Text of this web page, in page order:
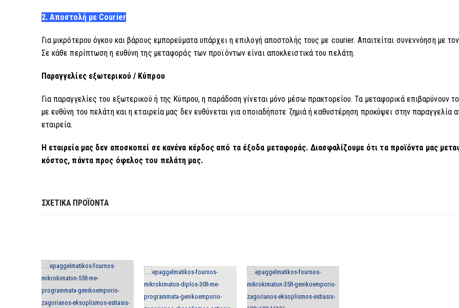
2. Αποστολή με Courier
Για μικρότερου όγκου και βάρους εμπορεύματα υπάρχει η επιλογή αποστολής τους με courier. Απαιτείται συνεννόηση με
Σε κάθε περίπτωση η ευθύνη της μεταφοράς των προϊόντων είναι αποκλειστικά του πελάτη.
Παραγγελίεςεξωτερικού / Κύπρου
Για παραγγελίες του εξωτερικού ή της Κύπρου, η παράδοση γίνεται μόνο μέσω πρακτορείου. Τα μεταφορικά επιβαρύνουν
με ευθύνη του πελάτη και η εταιρεία μας δεν ευθύνεται για οποιαδήποτε ζημιά ή καθυστέρηση προκύψει στην παραγγελία
εταιρεία.
Η εταιρεία μας δεν αποσκοπεί σε κανένα κέρδος από τα έξοδα μεταφοράς. Διασφαλίζουμε ότι τα προϊόντα μας
κόστος, πάντα προς όφελος του πελάτη μας.
ΣΧΕΤΙΚΆ ΠΡΟΪΌΝΤΑ